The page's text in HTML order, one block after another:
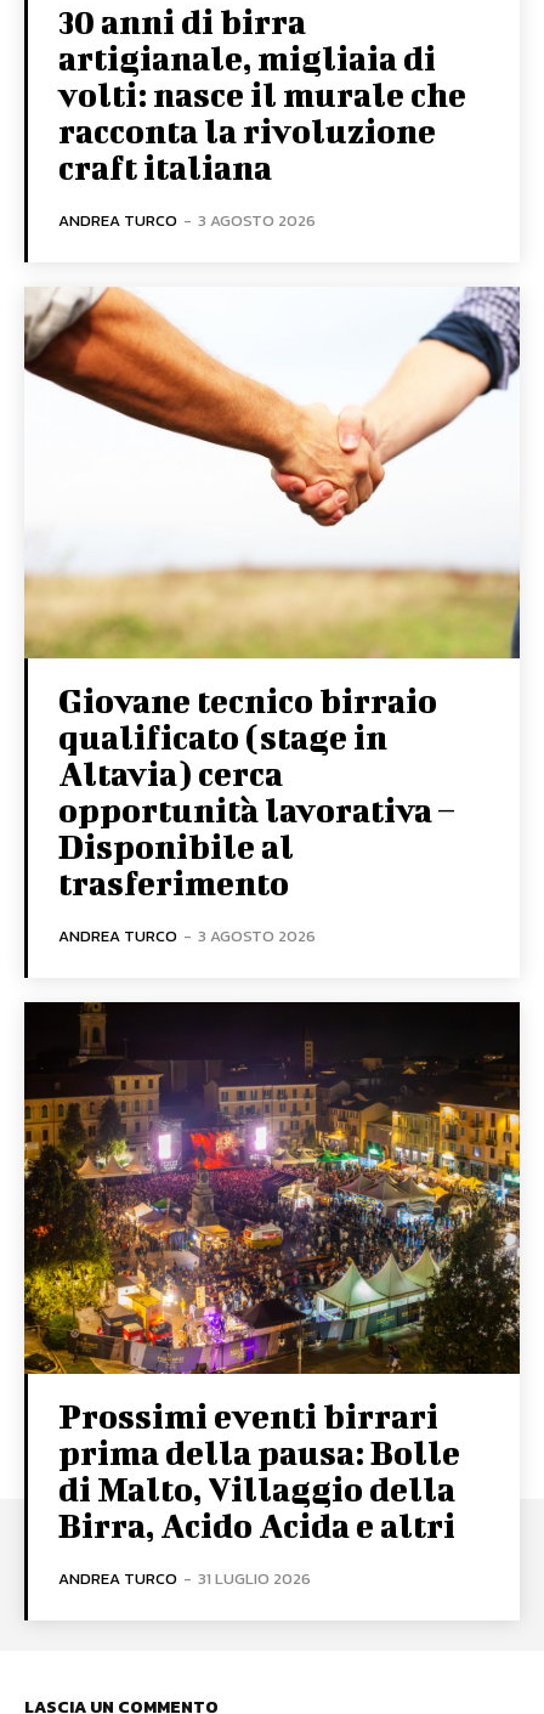
30 anni di birra
artigianale, migliaia di
volti: nasce il murale che
racconta la rivoluzione
craft italiana
ANDREA TURCO - 3 AGOSTO 2026
Giovane tecnico birraio
qualificato (stage in
Altavia) cerca
opportunità lavorativa –
Disponibile al
trasferimento
ANDREA TURCO - 3 AGOSTO 2026
Prossimi eventi birrari
prima della pausa: Bolle
di Malto, Villaggio della
Birra, Acido Acida e altri
ANDREA TURCO - 31 LUGLIO 2026
LASCIA UN COMMENTO